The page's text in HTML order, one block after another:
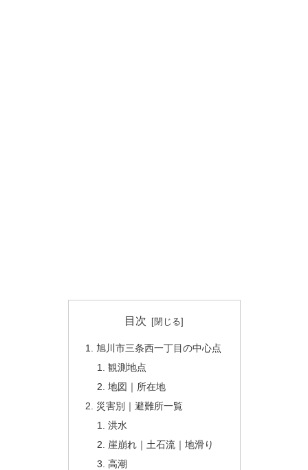
目次
旭川市三条西一丁目の中心点
観測地点
地図｜所在地
災害別｜避難所一覧
洪水
崖崩れ｜土石流｜地滑り
高潮